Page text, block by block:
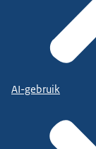
AI-gebruik